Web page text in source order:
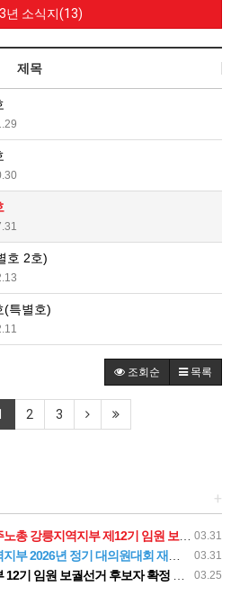
년 소식지(13)
제목
호 2호)
(특별호)
조회순 목록
2 3
+
03.31
지역지부 제12기 임원 보궐선거결과 공고
03.31
2026년 정기 대의원대회 재소집 건
03.25
임원 보궐선거 후보자 확정 공고